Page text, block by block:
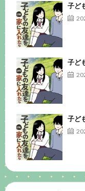
子ど
子ど
子ど